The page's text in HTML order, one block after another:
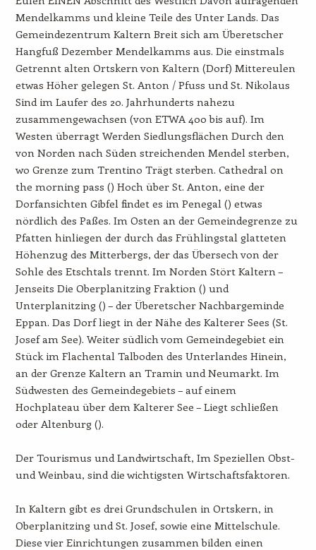
Mendelkamms und kleine Teile des Unter Lands. Das
Gemeindezentrum Kaltern Breit sich am Überetscher
Hangfuß Dezember Mendelkamms aus. Die einstmals
Getrennt alten Ortskern von Kaltern (Dorf) Mittereulen
etwas Höher gelegen St. Anton / Pfuss und St. Nikolaus
Sind im Laufer des 20. Jahrhunderts nahezu
zusammengewachsen (von ETWA 400 bis auf). Im
Westen überragt Werden Siedlungsflächen Durch den
von Norden nach Süden streichenden Mendel sterben,
wo Grenze zum Trentino Trägt sterben. Cathedral on
the morning pass () Hoch über St. Anton, eine der
Dorfansichten Gibfel findet es im Penegal () etwas
nördlich des Paßes. Im Osten an der Gemeindegrenze zu
Pfatten hinliegen der durch das Frühlingstal glatteten
Höhenzug des Mitterbergs, der das Übersech von der
Sohle des Etschtals trennt. Im Norden Stört Kaltern –
Jenseits Die Oberplanitzing Fraktion () und
Unterplanitzing () – der Überetscher Nachbargeminde
Eppan. Das Dorf liegt in der Nähe des Kalterer Sees (St.
Josef am See). Weiter südlich vom Gemeindegebiet ein
Stück im Flachental Talboden des Unterlandes Hinein,
an der Grenze Kaltern an Tramin und Neumarkt. Im
Südwesten des Gemeindegebiets – auf einem
Hochplateau über dem Kalterer See – Liegt schließen
oder Altenburg ().
Der Tourismus und Landwirtschaft, Im Speziellen Obst-
und Weinbau, sind die wichtigsten Wirtschaftsfaktoren.
In Kaltern gibt es drei Grundschulen in Ortskern, in
Oberplanitzing und St. Josef, sowie eine Mittelschule.
Diese vier Einrichtungen zusammen bilden einen